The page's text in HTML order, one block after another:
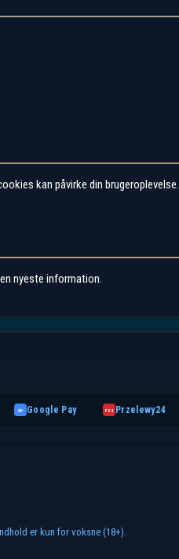
kan påvirke din brugeroplevelse.
nyeste information.
GP Google Pay P24 Przelewy24
er kun for voksne (18+).